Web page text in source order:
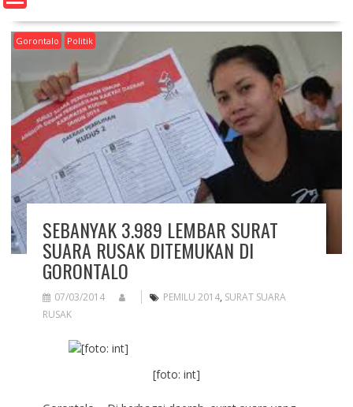
n
Gorontalo Politik
SEBANYAK 3.989 LEMBAR SURAT
SUARA RUSAK DITEMUKAN DI
GORONTALO
07/03/2014 PEMILU 2014, SURAT SUARA
RUSAK
[foto: int]